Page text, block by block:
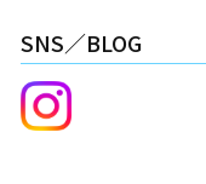
SNS／BLOG